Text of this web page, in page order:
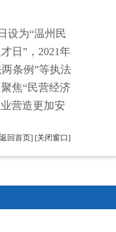
设为“温州民
日”，2021年
条例”等执法
焦“民营经济
营造更加安
回首页] [关闭窗口]